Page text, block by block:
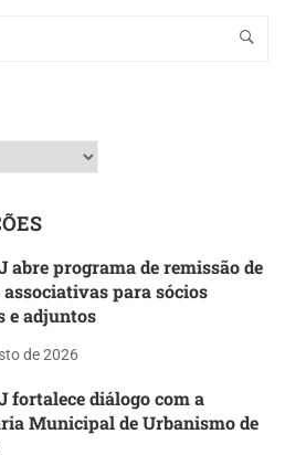
abre programa de remissão de
para sócios
e adjuntos
de 2026
fortalece diálogo com a
Municipal de Urbanismo de